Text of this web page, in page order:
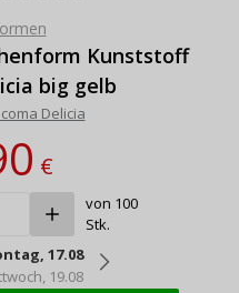
Kunststoff
big gelb
Delicia
€
von 100
Stk.
17.08
19.08